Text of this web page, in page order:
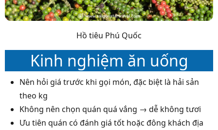
Hồ tiêu Phú Quốc
Kinh nghiệm ăn uống
Nên hỏi giá trước khi gọi món, đặc biệt là hải sản
theo kg
Không nên chọn quán quá vắng → dễ không tươi
Ưu tiên quán có đánh giá tốt hoặc đông khách địa